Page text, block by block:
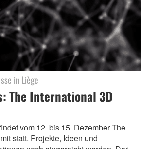
in Liège
The International 3D
vom 12. bis 15. Dezember The
statt. Projekte, Ideen und